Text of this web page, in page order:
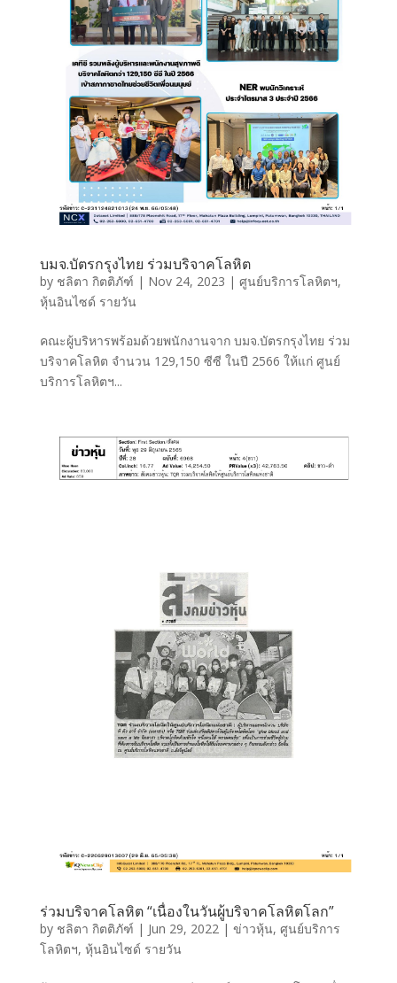
บมจ.บัตรกรุงไทย ร่วมบริจาคโลหิต
by ชลิตา กิตติภัฑ์ | Nov 24, 2023 | ศูนย์บริการโลหิตฯ,
หุ้นอินไซด์ รายวัน
คณะผู้บริหารพร้อมด้วยพนักงานจาก บมจ.บัตรกรุงไทย ร่วม
บริจาคโลหิต จำนวน 129,150 ซีซี ในปี 2566 ให้แก่ ศูนย์
บริการโลหิตฯ...
ร่วมบริจาคโลหิต “เนื่องในวันผู้บริจาคโลหิตโลก”
by ชลิตา กิตติภัฑ์ | Jun 29, 2022| ข่าวหุ้น, ศูนย์บริการ
โลหิตฯ, หุ้นอินไซด์ รายวัน